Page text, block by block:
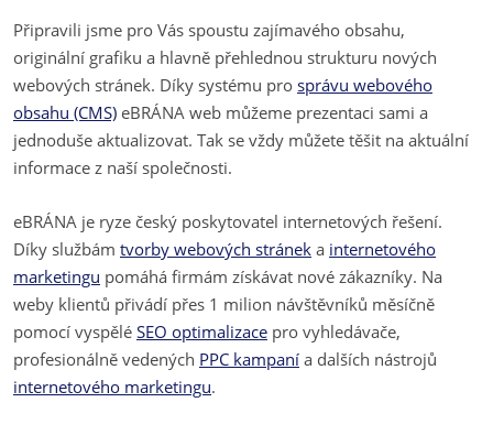
Připravili jsme pro Vás spoustu zajímavého obsahu,
originální grafiku a hlavně přehlednou strukturu nových
webových stránek. Díky systému pro správu webového
obsahu (CMS) eBRÁNA web můžeme prezentaci sami a
jednoduše aktualizovat. Tak se vždy můžete těšit na aktuální
informace z naší společnosti.
eBRÁNA je ryze český poskytovatel internetových řešení.
Díky službám tvorby webových stránek a internetového
marketingu pomáhá firmám získávat nové zákazníky. Na
weby klientů přivádí přes 1 milion návštěvníků měsíčně
pomocí vyspělé SEO optimalizace pro vyhledávače,
profesionálně vedených PPC kampaní a dalších nástrojů
internetového marketingu.